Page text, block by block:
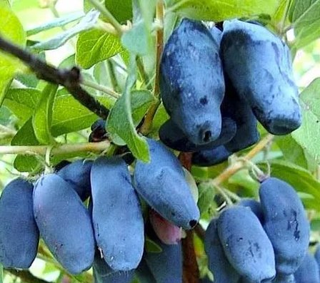
Выберите город
Обратный звонокЗаказать обратный звонок
Каталог
Семена
Грунты
Газонные травы, сидераты
Горшки, рассадники, аксессуары
Посадочный материал
Садовый инструмент, инвентарь
Консервирование